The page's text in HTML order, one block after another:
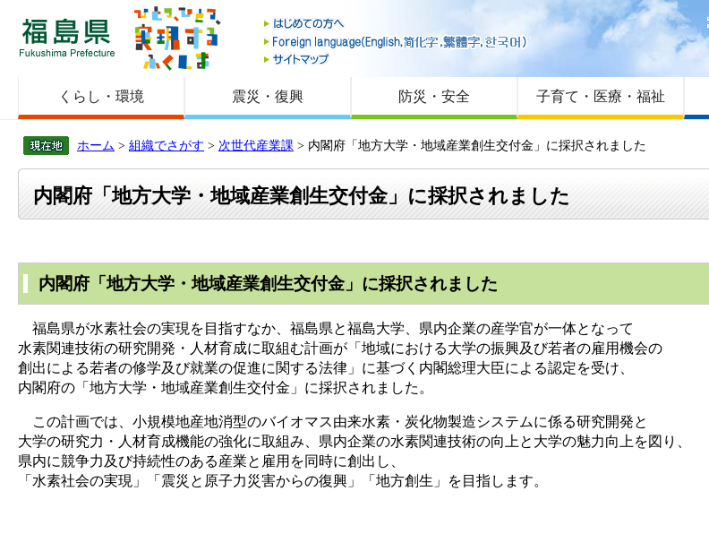
福島県
はじめての方へ
Foreign language
サイトマップ
くらし・環境 震災・復興 防災・安全 子育て・医療・福祉
ホーム > 組織でさがす > 次世代産業課 > 内閣府「地方大学・地域産業創生交付金」に採択されました
内閣府「地方大学・地域産業創生交付金」に採択されました
内閣府「地方大学・地域産業創生交付金」に採択されました
福島県が水素社会の実現を目指すなか、福島県と福島大学、県内企業の産学官が一体となって
水素関連技術の研究開発・人材育成に取組む計画が「地域における大学の振興及び若者の雇用機会の
創出による若者の修学及び就業の促進に関する法律」に基づく内閣総理大臣による認定を受け、
内閣府の「地方大学・地域産業創生交付金」に採択されました。
この計画では、小規模地産地消型のバイオマス由来水素・炭化物製造システムに係る研究開発と
大学の研究力・人材育成機能の強化に取組み、県内企業の水素関連技術の向上と大学の魅力向上を図り、
県内に競争力及び持続性のある産業と雇用を同時に創出し、
「水素社会の実現」「震災と原子力災害からの復興」「地方創生」を目指します。